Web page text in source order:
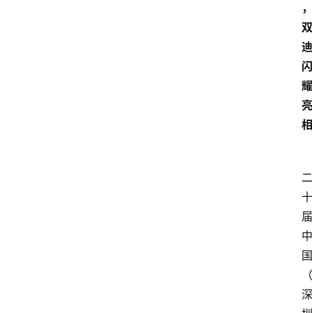
，
双
迪
闪
耀
亮
相
二
十
届
中
国
（
深